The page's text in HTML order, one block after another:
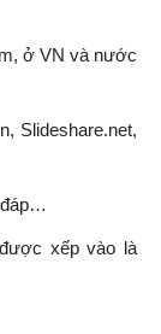
ở VN và nước
Slideshare.net,
đáp…
xếp vào là